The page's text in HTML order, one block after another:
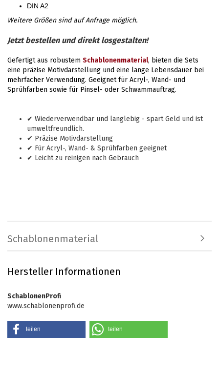
DIN A2
Weitere Größen sind auf Anfrage möglich.
Jetzt bestellen und direkt losgestalten!
Gefertigt aus robustem Schablonenmaterial, bieten die Sets
eine präzise Motivdarstellung und eine lange Lebensdauer bei
mehrfacher Verwendung. Geeignet für Acryl-, Wand- und
Sprühfarben sowie für Pinsel- oder Schwammauftrag.
✔ Wiederverwendbar und langlebig - spart Geld und ist
umweltfreundlich.
✔ Präzise Motivdarstellung
✔ Für Acryl-, Wand- & Sprühfarben geeignet
✔ Leicht zu reinigen nach Gebrauch
Schablonenmaterial
Hersteller Informationen
SchablonenProfi
www.schablonenprofi.de
teilen teilen